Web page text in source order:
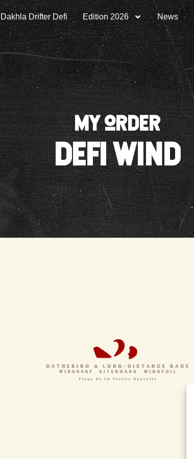
Dakhla Drifter Defi Edition 2026 News
My order
DEFI WIND